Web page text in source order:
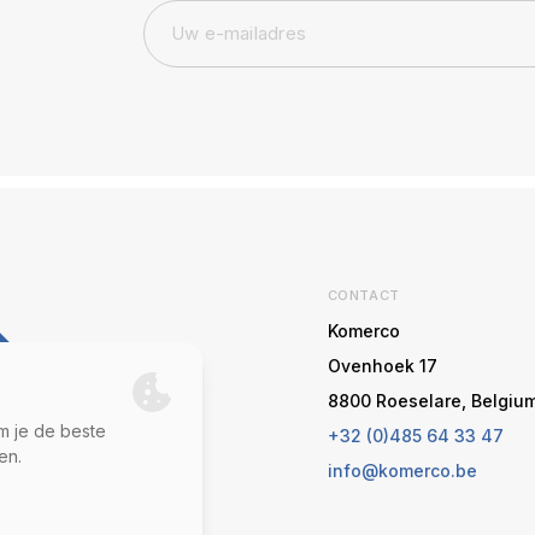
CONTACT
Komerco
Ovenhoek 17
8800 Roeselare,
+32 (0)485 64 33 47
info@komerco.be